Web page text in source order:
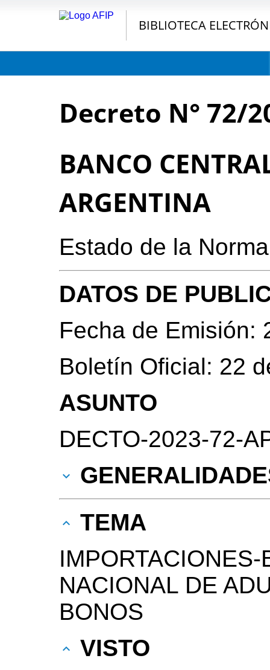
BIBLIOTECA
Decreto N° 72/
BANCO
ARGENTINA
Estado de la
DATOS DE
Fecha de Emisión:
Boletín Oficial: 22
ASUNTO
DECTO-2023-72-
TEMA
NACIONAL DE
BONOS
VISTO